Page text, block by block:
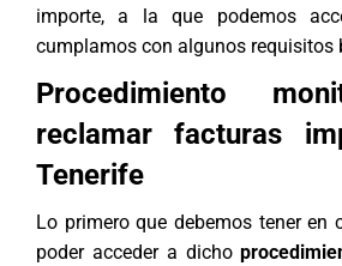
importe, a la que podemos
cumplamos con algunos requisitos
Procedimiento
reclamar facturas
Tenerife
Lo primero que debemos tener en
poder acceder a dicho